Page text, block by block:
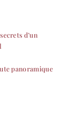
d’un
panoramique